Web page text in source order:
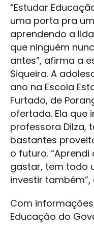
“Estudar
uma porta pra
aprendendo a
que ninguém
antes”, afirma a
Siqueira. A
ano na Escola
Furtado, de
ofertada. Ela que
professora Dilza,
bastantes
o futuro.
gastar, tem todo
investir também”,
Com
Educação do